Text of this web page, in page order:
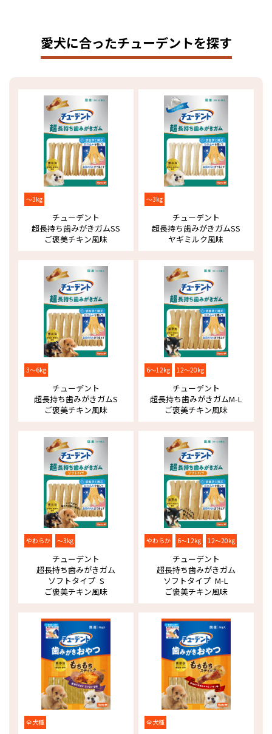
愛犬に合ったチューデントを探す
～3kg
チューデント
超長持ち歯みがきガムSS
ご褒美チキン風味
～3kg
チューデント
超長持ち歯みがきガムSS
ヤギミルク風味
3～6kg
チューデント
超長持ち歯みがきガムS
ご褒美チキン風味
6～12kg 12～20kg
チューデント
超長持ち歯みがきガムM-L
ご褒美チキン風味
やわらか ～3kg
チューデント
超長持ち歯みがきガム
ソフトタイプ S
ご褒美チキン風味
やわらか 6～12kg 12～20kg
チューデント
超長持ち歯みがきガム
ソフトタイプ M-L
ご褒美チキン風味
全犬種 全犬種